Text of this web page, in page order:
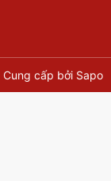
Cung cấp bởi Sapo